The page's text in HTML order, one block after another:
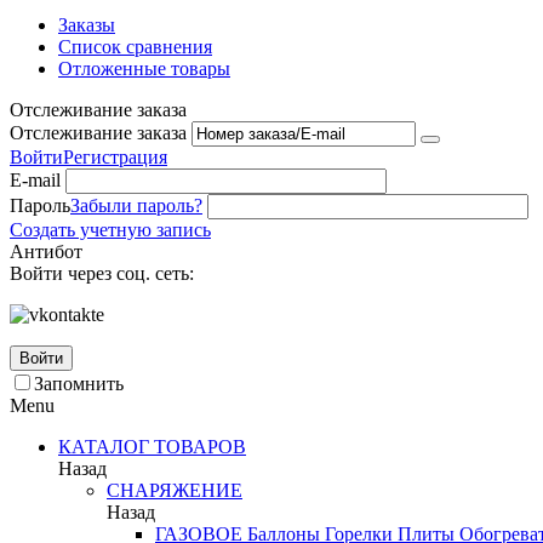
Заказы
Список сравнения
Отложенные товары
Отслеживание заказа
Отслеживание заказа
ВойтиРегистрация
E-mail
ПарольЗабыли пароль?
Создать учетную запись
Антибот
Войти через соц. сеть:
Войти
Запомнить
Menu
КАТАЛОГ ТОВАРОВ
Назад
СНАРЯЖЕНИЕ
Назад
ГАЗОВОЕ Баллоны Горелки Плиты